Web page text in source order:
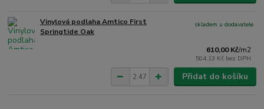
Vinylová podlaha Amtico First
Springtide Oak
610,00 Kč/m2
504,13 Kč bez DPH
skladem u dodavatele
Přidat do košíku